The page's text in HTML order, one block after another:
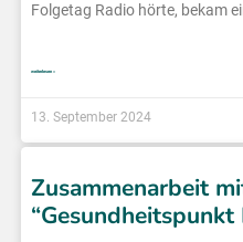
Folgetag Radio hörte, bekam
weiterlesen »
13. September 2024
Zusammenarbeit